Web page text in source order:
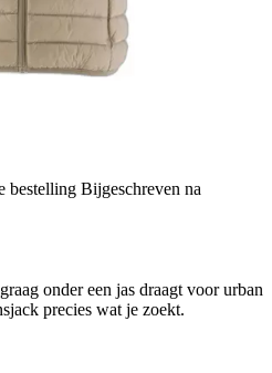
bestelling Bijgeschreven na
onder een jas draagt voor urban
precies wat je zoekt.